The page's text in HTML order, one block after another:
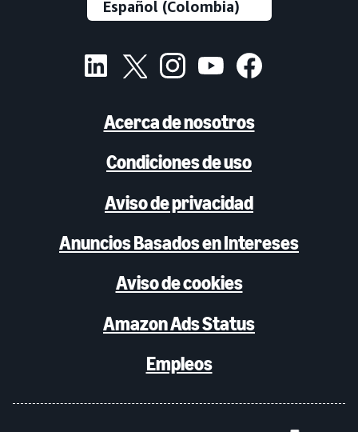
Acerca de nosotros
Condiciones de uso
Aviso de privacidad
Anuncios Basados en Intereses
Aviso de cookies
Amazon Ads Status
Empleos